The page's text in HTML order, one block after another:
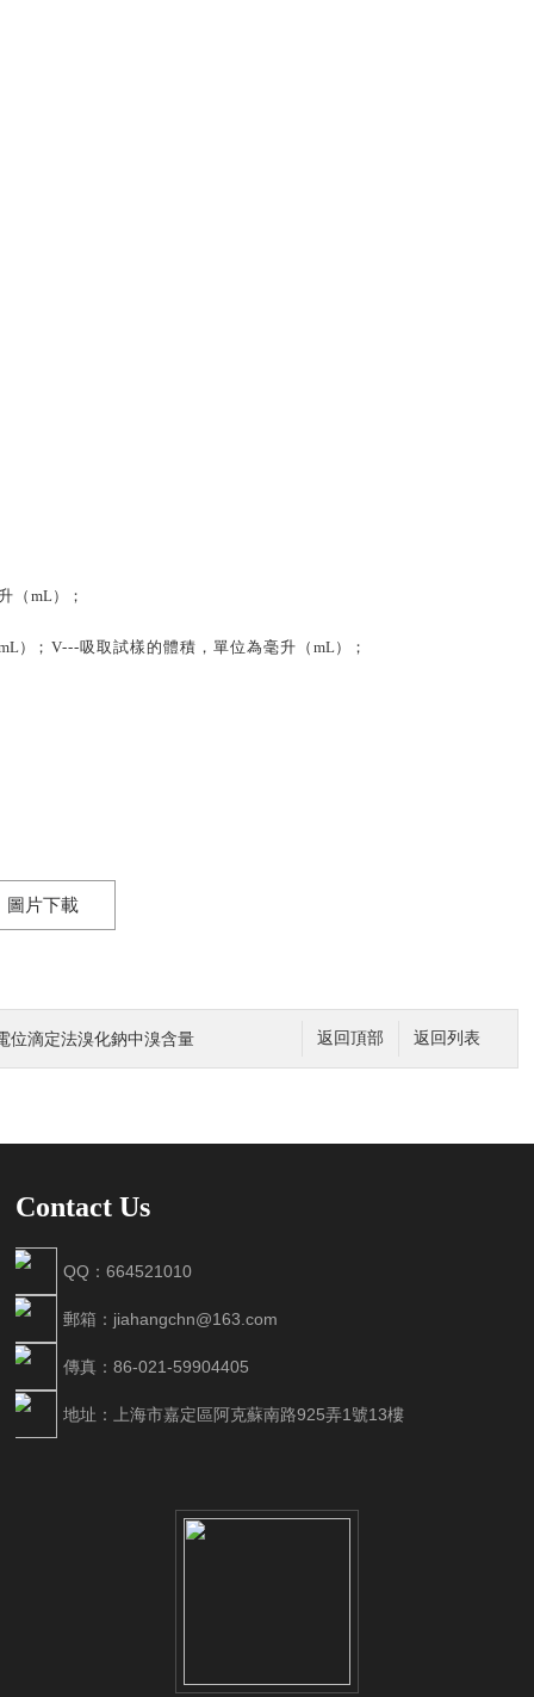
（ mL）；
）； V---吸取試樣的體積，單位為毫升（ mL）；
圖片下載
返回列表
返回頂部
位滴定法溴化鈉中溴含量
Contact Us
QQ：664521010
郵箱：jiahangchn@163.com
傳真：86-021-59904405
地址：上海市嘉定區阿克蘇南路925弄1號13樓